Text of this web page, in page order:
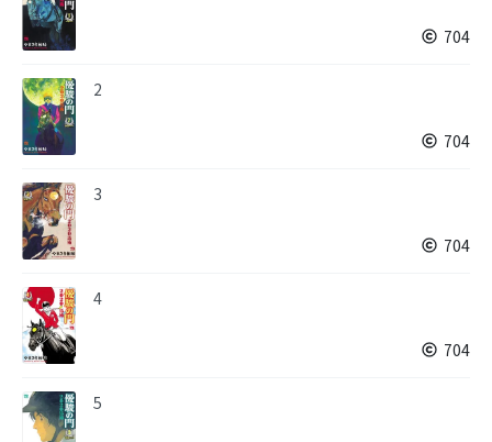
704
2
704
3
704
4
704
5